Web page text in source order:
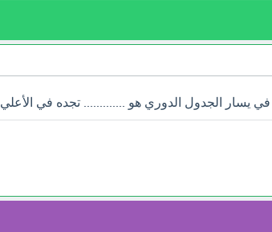
في يسار الجدول الدوري هو ............. تجده في الأعلي